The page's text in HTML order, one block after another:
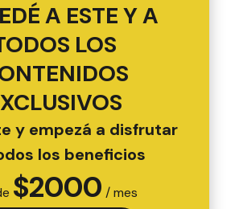
A ESTE Y A
LOS
y empezá a disfrutar
los beneficios
$2000 / mes